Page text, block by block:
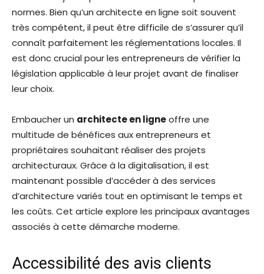
normes. Bien qu’un architecte en ligne soit souvent
très compétent, il peut être difficile de s’assurer qu’il
connaît parfaitement les réglementations locales. Il
est donc crucial pour les entrepreneurs de vérifier la
législation applicable à leur projet avant de finaliser
leur choix.
Embaucher un architecte en ligneoffre une
multitude de bénéfices aux entrepreneurs et
propriétaires souhaitant réaliser des projets
architecturaux. Grâce à la digitalisation, il est
maintenant possible d’accéder à des services
d’architecture variés tout en optimisant le temps et
les coûts. Cet article explore les principaux avantages
associés à cette démarche moderne.
Accessibilité des avis clients